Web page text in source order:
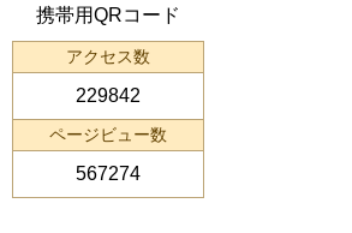
携帯用QRコード
アクセス数
229842
ページビュー数
567274